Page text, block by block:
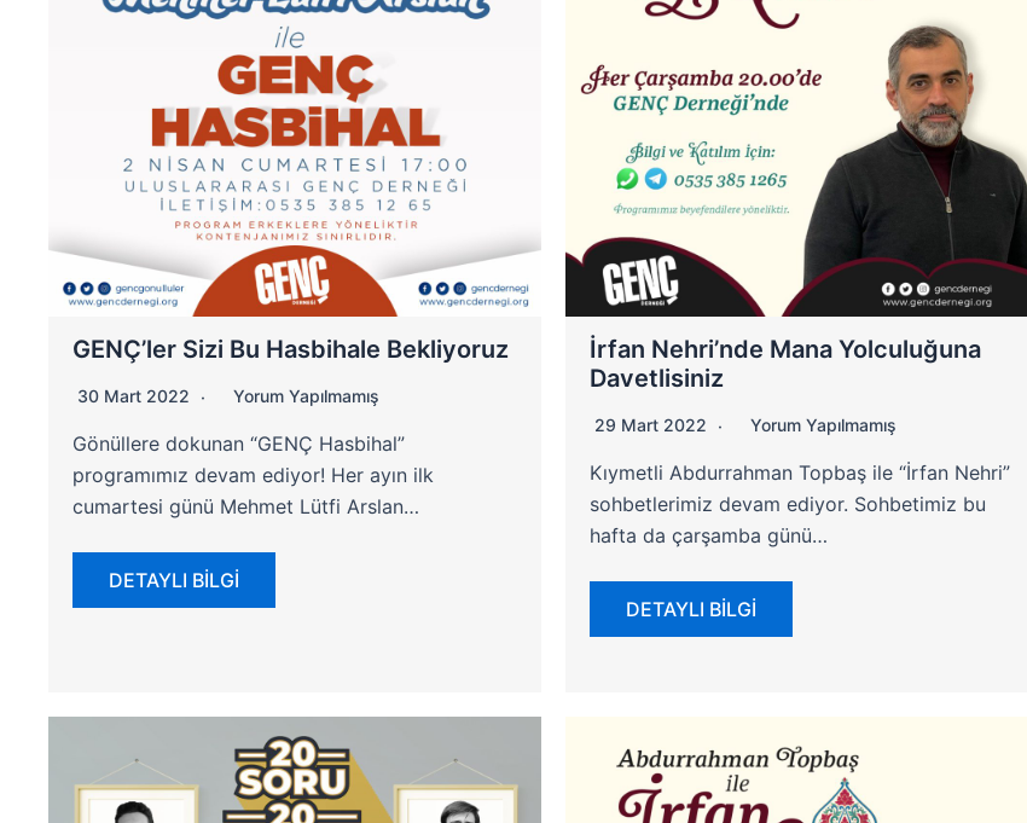
GENÇ’ler Sizi Bu Hasbihale Bekliyoruz
30 Mart 2022 Yorum Yapılmamış
Gönüllere dokunan “GENÇ Hasbihal”
programımız devam ediyor! Her ayın ilk
cumartesi günü Mehmet Lütfi Arslan…
DETAYLI BİLGİ
İrfan Nehri’nde Mana Yolculuğuna
Davetlisiniz
29 Mart 2022 Yorum Yapılmamış
Kıymetli Abdurrahman Topbaş ile “İrfan Nehri”
sohbetlerimiz devam ediyor. Sohbetimiz bu
hafta da çarşamba günü…
DETAYLI BİLGİ